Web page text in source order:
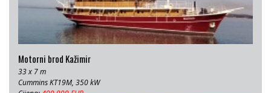
Motorni brod Kažimir
33 x 7 m
Cummins KT19M, 350 kW